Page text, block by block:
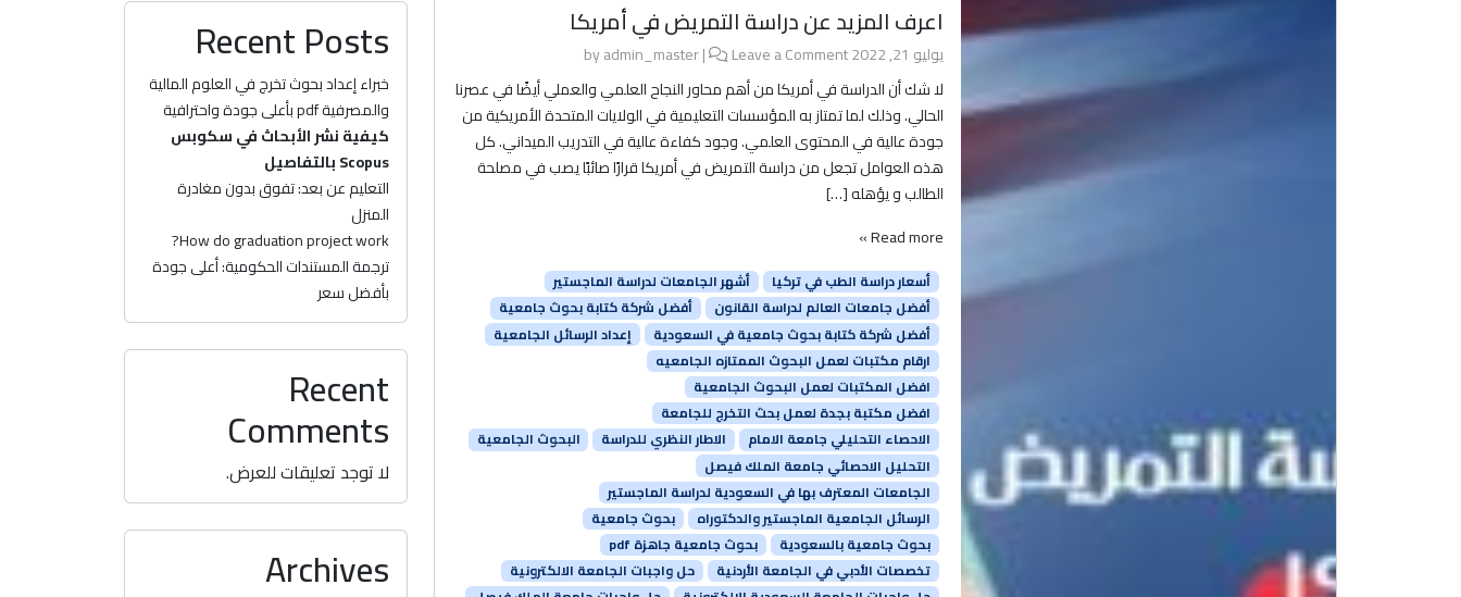
اعرف المزيد عن دراسة التمريض في أمريكا
يوليو 21, 2022 by
admin_master|
Leave a Comment
لا شك أن الدراسة في أمريكا من أهم محاور النجاح العلمي والعملي أيضًا في عصرنا
الحالي. وذلك لما تمتاز به المؤسسات التعليمية في الولايات المتحدة الأمريكية من
جودة عالية في المحتوى العلمي. وجود كفاءة عالية في التدريب الميداني. كل
هذه العوامل تجعل من دراسة التمريض في أمريكا قرارًا صائبًا يصب في مصلحة
الطالب و يؤهله […]
Read more »
أسعار دراسة الطب في تركيا
أشهر الجامعات لدراسة الماجستير
أفضل جامعات العالم لدراسة القانون
أفضل شركة كتابة بحوث جامعية
أفضل شركة كتابة بحوث جامعية في السعودية
إعداد الرسائل الجامعية
ارقام مكتبات لعمل البحوث الممتازه الجامعيه
افضل المكتبات لعمل البحوث الجامعية
افضل مكتبة بجدة لعمل بحث التخرج للجامعة
الاحصاء التحليلي جامعة الامام
الاطار النظري للدراسة
البحوث الجامعية
التحليل الاحصائي جامعة الملك فيصل
الجامعات المعترف بها في السعودية لدراسة الماجستير
الرسائل الجامعية الماجستير والدكتوراه
بحوث جامعية
بحوث جامعية بالسعودية
بحوث جامعية جاهزة pdf
تخصصات الأدبي في الجامعة الأردنية
حل واجبات الجامعة الالكترونية
Recent Posts
خبراء إعداد بحوث تخرج في العلوم المالية
والمصرفية pdf بأعلى جودة واحترافية
كيفية نشر الأبحاث في سكوبس
Scopus بالتفاصيل
التعليم عن بعد: تفوق بدون مغادرة
المنزل
How do graduation project work?
ترجمة المستندات الحكومية: أعلى جودة
بأفضل سعر
Recent
Comments
لا توجد تعليقات للعرض.
Archives